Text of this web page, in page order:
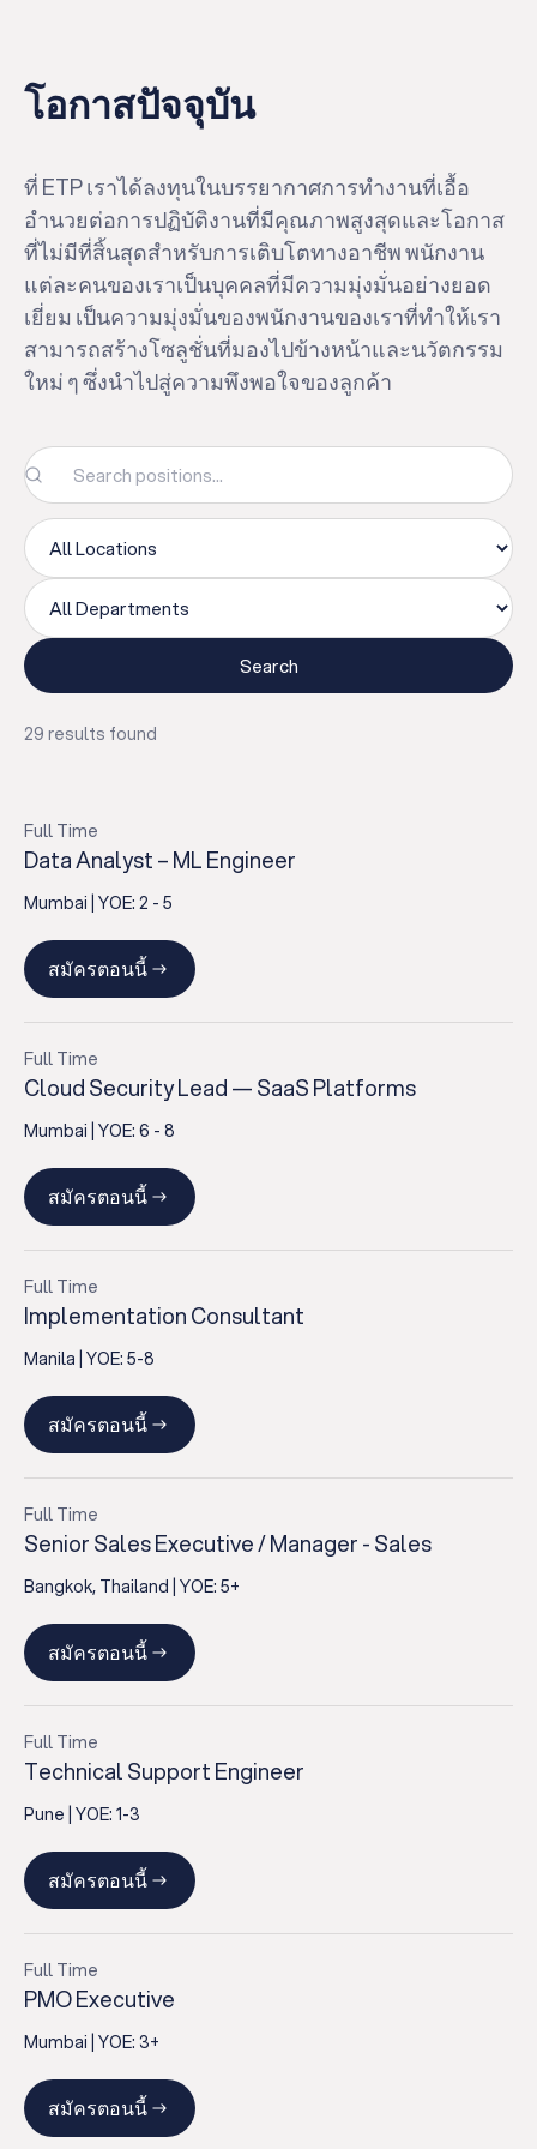
โอกาสปัจจุบัน
ที่ ETP เราได้ลงทุนในบรรยากาศการทำงานที่เอื้อ
อำนวยต่อการปฏิบัติงานที่มีคุณภาพสูงสุดและโอกาส
ที่ไม่มีที่สิ้นสุดสำหรับการเติบโตทางอาชีพ พนักงาน
แต่ละคนของเราเป็นบุคคลที่มีความมุ่งมั่นอย่างยอด
เยี่ยม เป็นความมุ่งมั่นของพนักงานของเราที่ทำให้เรา
สามารถสร้างโซลูชั่นที่มองไปข้างหน้าและนวัตกรรม
ใหม่ ๆ ซึ่งนำไปสู่ความพึงพอใจของลูกค้า
Search
29 results found
Full Time
Data Analyst – ML Engineer
Mumbai | YOE: 2 - 5
สมัครตอนนี้
Full Time
Cloud Security Lead — SaaS Platforms
Mumbai | YOE: 6 - 8
สมัครตอนนี้
Full Time
Implementation Consultant
Manila | YOE: 5-8
สมัครตอนนี้
Full Time
Senior Sales Executive / Manager - Sales
Bangkok, Thailand | YOE: 5+
สมัครตอนนี้
Full Time
Technical Support Engineer
Pune | YOE: 1-3
สมัครตอนนี้
Full Time
PMO Executive
Mumbai | YOE: 3+
สมัครตอนนี้